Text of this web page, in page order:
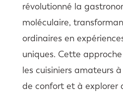
révolutionné la
moléculaire,
ordinaires en
uniques. Cette
les cuisiniers amateurs
de confort et à explorer